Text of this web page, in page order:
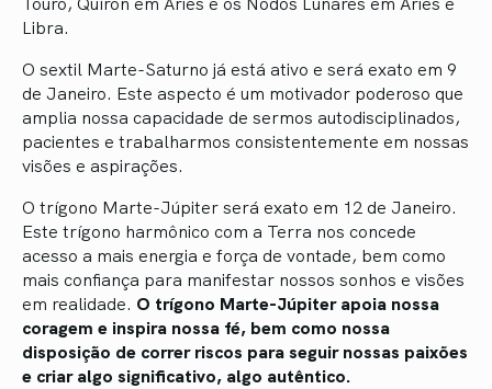
Libra.
O sextil Marte-Saturno já está ativo e será exato em 9
de Janeiro. Este aspecto é um motivador poderoso que
amplia nossa capacidade de sermos autodisciplinados,
pacientes e trabalharmos consistentemente em nossas
visões e aspirações.
O trígono Marte-Júpiter será exato em 12 de Janeiro.
Este trígono harmônico com a Terra nos concede
acesso a mais energia e força de vontade, bem como
mais confiança para manifestar nossos sonhos e visões
em realidade. O trígono Marte-Júpiter apoia nossa
coragem e inspira nossa fé, bem como nossa
disposição de correr riscos para seguir nossas paixões
e criar algo significativo, algo autêntico.